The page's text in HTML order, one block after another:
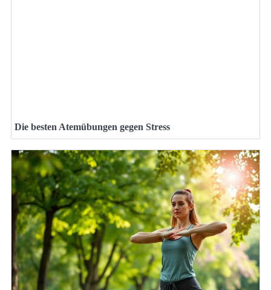
Die besten Atemübungen gegen Stress